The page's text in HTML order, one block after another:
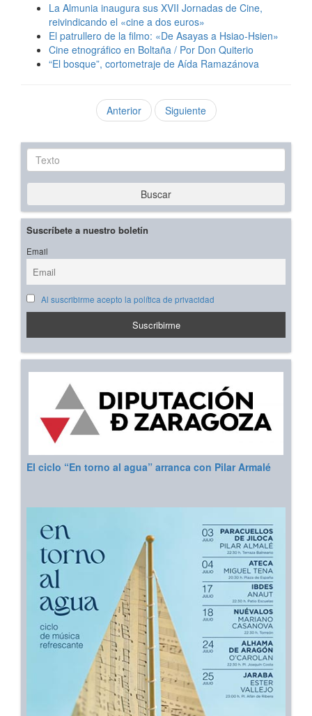
La Almunia inaugura sus XVII Jornadas de Cine,
reivindicando el «cine a dos euros»
El patrullero de la filmo: «De Asayas a Hsiao-Hsien»
Cine etnográfico en Boltaña / Por Don Quiterio
“El bosque”, cortometraje de Aída Ramazánova
Anterior Siguiente
Texto
Buscar
Suscríbete a nuestro boletín
Email
Al suscribirme acepto la política de privacidad
El ciclo “En torno al agua” arranca con Pilar Armalé